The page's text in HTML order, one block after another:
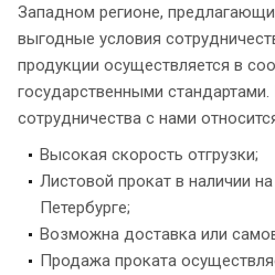
Западном регионе,
выгодные условия
продукции осуществляется в
государственными
сотрудничества с нами
Высокая скорость отгрузки;
Листовой прокат в наличии
Петербурге;
Возможна доставка или
Продажа проката